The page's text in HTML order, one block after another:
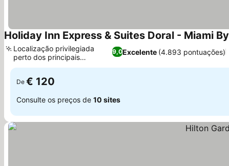
Holiday Inn Express & Suites Doral - Miami
9,0Excelente (4.893 pontuações)
Localização privilegiada
perto dos principais
shoppings
De € 120
Consulte os preços de 10 sites